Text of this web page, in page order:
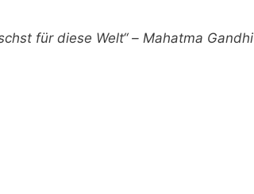
für diese Welt“ – Mahatma Gandhi